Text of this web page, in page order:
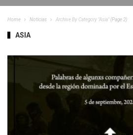
Home Noticias Archive By Category "Asia"(Page 2)
ASIA